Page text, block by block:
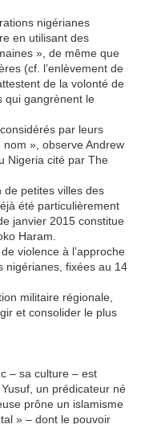
nigérianes
en utilisant des
», de même que
(cf. l’enlèvement de
de la volonté de
qui gangrènent le
par leurs
», observe Andrew
Nigeria cité par The
de petites villes des
été particulièrement
janvier 2015 constitue
Haram.
violence à l’approche
nigérianes, fixées au 14
militaire régionale,
et consolider le plus
– sa culture – est
un prédicateur né
prône un islamisme
» – dont le pouvoir